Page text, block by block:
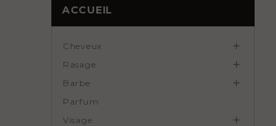
ACCUEIL
Cheveux

Rasage

Barbe

Parfum
Visage
